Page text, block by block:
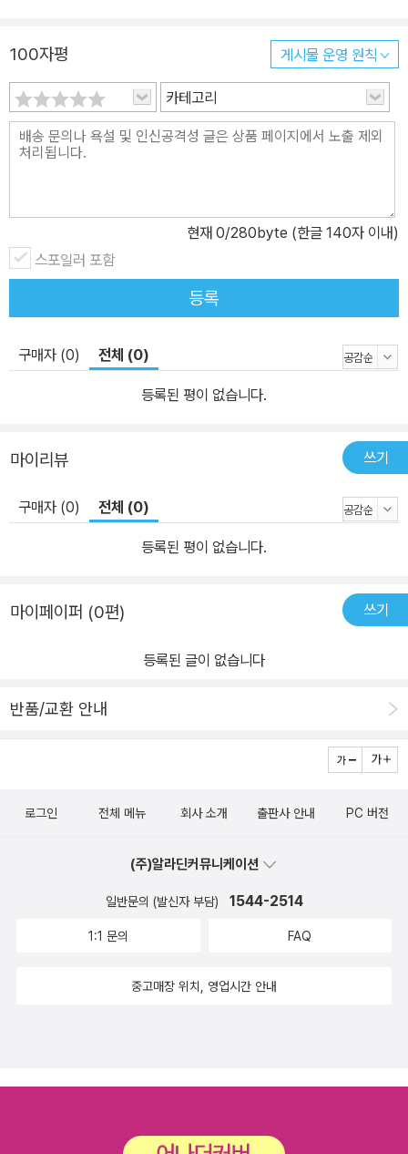
되면 놀라움을 금치 못할 것이다. 이 책은 새 기능들을 간결한 예제와
함께 명확하게 설명한다. 게다가 이 책은 나중에 레퍼런스로도 사용
할 수 있도록 구성되어 있다. 오래된 언어의 족쇄를 풀어서 강력한 미
래로 나아가게 하는 데 이 책이 도움이 될 것이다.” - 에이드리언 탐
(Adrian Tam), Synechron Inc.의 데이터 과학 디렉터
100자평 게시물 운영 원칙
카테고리
현재 0/280byte (한글 140자 이내)
스포일러 포함
등록
구매자 (0) 전체 (0)
등록된 평이 없습니다.
마이리뷰 쓰기
구매자 (0) 전체 (0)
등록된 평이 없습니다.
마이페이퍼 (0편) 쓰기
등록된 글이 없습니다
반품/교환 안내
로그인 전체 메뉴 회사 소개 출판사 안내 PC 버전
(주)알라딘커뮤니케이션
일반문의 (발신자 부담) 1544-2514
1:1 문의 FAQ
중고매장 위치, 영업시간 안내